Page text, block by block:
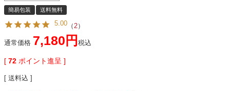
簡易包装 送料無料
5.00 （ 2）
通常価格 7,180 税込
[ 72 ポイント進呈 ]
送料込